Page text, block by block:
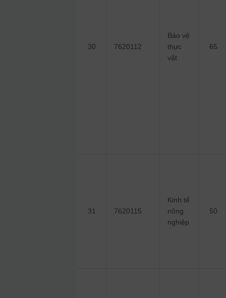
30 7620112
Bảo vệ
thực
vật
65
31 7620115
Kinh tế
nông
nghiệp
50